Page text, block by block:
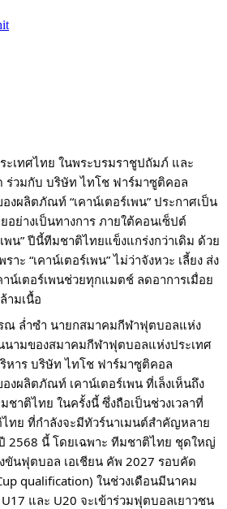
เทศไทย ในพระบรมราชูปถัมภ์ และ
ร่วมกับ บริษัท ไทโช ฟาร์มาซูติคอล
งผลิตภัณท์ “เคาน์เตอร์เพน” ประกาศเป็น
ย่างเป็นทางการ ภายใต้คอนเซ็ปต์
พน” ปีนี้ทีมชาติไทยแข็งแกร่งกว่าเดิม ด้วย
ะ “เคาน์เตอร์เพน” ไม่ว่าจังหวะ เลี้ยง ส่ง
าน์เตอร์เพนช่วยทุกแมตช์ ลดอาการเมื่อย
ามเนื้อ
ณ ล่ำซำ นายกสมาคมกีฬาฟุตบอลแห่ง
นามของสมาคมกีฬาฟุตบอลแห่งประเทศ
าร บริษัท ไทโช ฟาร์มาซูติคอล
งผลิตภัณท์ เคาน์เตอร์เพน ที่เล็งเห็นถึง
าติไทย ในครั้งนี้ ซึ่งถือเป็นช่วงเวลาที่
ย ที่กำลังจะมีทัวร์นาเมนต์สำคัญหลาย
2568 นี้ โดยเฉพาะ ทีมชาติไทย ชุดใหญ่
ขันฟุตบอล เอเชียน คัพ 2027 รอบคัด
qualification) ในช่วงเดือนมีนาคม
และ U20 จะเข้าร่วมฟุตบอลเยาวชน